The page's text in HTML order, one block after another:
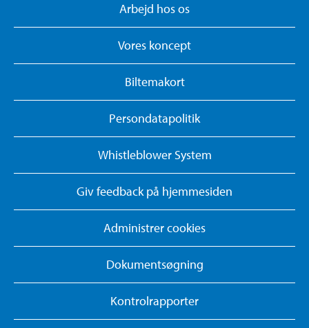
Arbejd hos os
Vores koncept
Biltemakort
Persondatapolitik
Whistleblower System
Giv feedback på hjemmesiden
Administrer cookies
Dokumentsøgning
Kontrolrapporter